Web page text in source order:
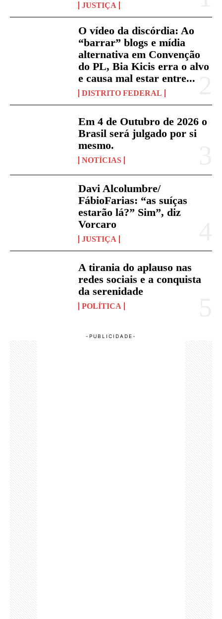
JUSTIÇA
O vídeo da discórdia: Ao
“barrar” blogs e mídia
alternativa em Convenção
do PL, Bia Kicis erra o alvo
e causa mal estar entre...
DISTRITO FEDERAL
Em 4 de Outubro de 2026 o
Brasil será julgado por si
mesmo.
NOTÍCIAS
Davi Alcolumbre/
FábioFarias: “as suíças
estarão lá?” Sim”, diz
Vorcaro
JUSTIÇA
A tirania do aplauso nas
redes sociais e a conquista
da serenidade
POLÍTICA